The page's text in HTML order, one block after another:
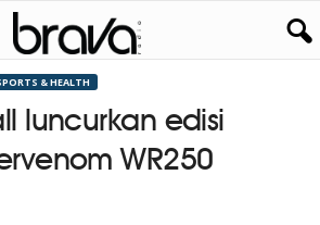
& HEALTH
luncurkan edisi
WR250